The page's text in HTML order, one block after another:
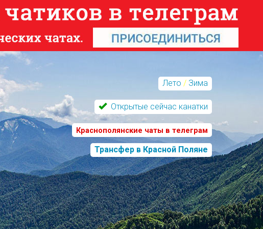
Лето / Зима
Открытые сейчас канатки
Краснополянские чаты в телеграм
Трансфер в Красной Поляне